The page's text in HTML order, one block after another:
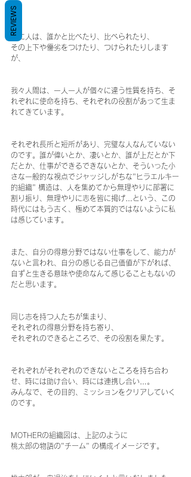
す。
時に人は、誰かと比べたり、比べられたり、
その上下や優劣をつけたり、つけられたりします
が、
我々人間は、一人一人が個々に違う性質を持ち、そ
れぞれに使命を持ち、それぞれの役割があって生ま
れてきています。
それぞれ長所と短所があり、完璧な人なんていない
のです。誰が偉いとか、凄いとか、誰が上だとか下
だとか、仕事ができるできないとか、そういった小
さな一般的な視点でジャッジしがちな"ヒラエルキー
的組織" 構造は、人を集めてから無理やりに部署に
割り振り、無理やりに志を皆に掲げ…という、この
時代にはもう古く、極めて本質的ではないように私
は感じています。
また、自分の得意分野ではない仕事をして、能力が
ないと言われ、自分の感じる自己価値が下がれば、
自ずと生きる意味や使命なんて感じることもないの
だと思います。
同じ志を持つ人たちが集まり、
それぞれの得意分野を持ち寄り、
それぞれのできるところで、その役割を果たす。
それぞれがそれぞれのできないところを持ち合わ
せ、時には助け合い、時には連携し合い…。
みんなで、その目的、ミッションをクリアしていく
のです。
MOTHERの組織図は、上記のように
桃太郎の物語の"チーム" の構成イメージです。
REVIEWS